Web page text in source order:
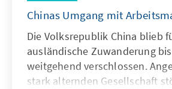
Chinas Umgang mit
Die Volksrepublik China blieb
ausländische Zuwanderung
weitgehend verschlossen.
stark alternden Gesellschaft